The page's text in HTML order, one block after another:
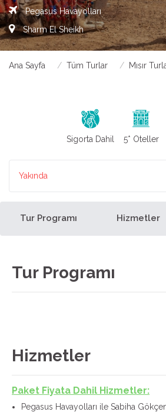
Pegasus Havayolları
Sharm El Sheikh
Ana Sayfa Tüm Turlar Mısır
Sigorta Dahil 5* Oteller
Yakında
Tur Programı Hizmetler
Tur Programı
Hizmetler
Paket Fiyata Dahil Hizmetler:
Pegasus Havayolları ile Sabiha